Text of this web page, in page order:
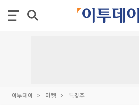
이투데이 마켓 특징주